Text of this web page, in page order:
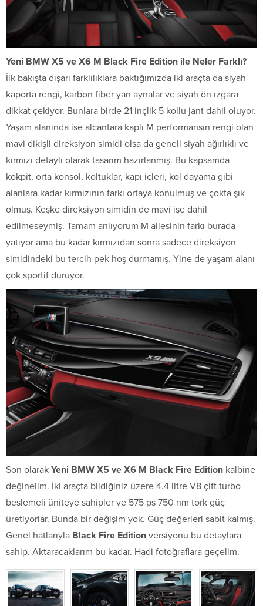
Yeni BMW X5 ve X6 M Black Fire Edition ile Neler Farklı?
İlk bakışta dışarı farklılıklara baktığımızda iki araçta da siyah
kaporta rengi, karbon fiber yan aynalar ve siyah ön ızgara
dikkat çekiyor. Bunlara birde 21 inçlik 5 kollu jant dahil oluyor.
Yaşam alanında ise alcantara kaplı M performansın rengi olan
mavi dikişli direksiyon simidi olsa da geneli siyah ağırlıklı ve
kırmızı detaylı olarak tasarım hazırlanmış. Bu kapsamda
kokpit, orta konsol, koltuklar, kapı içleri, kol dayama gibi
alanlara kadar kırmızının farkı ortaya konulmuş ve çokta şık
olmuş. Keşke direksiyon simidin de mavi işe dahil
edilmeseymiş. Tamam anlıyorum M ailesinin farkı burada
yatıyor ama bu kadar kırmızıdan sonra sadece direksiyon
simidindeki bu tercih pek hoş durmamış. Yine de yaşam alanı
çok sportif duruyor.
Son olarak Yeni BMW X5 ve X6 M Black Fire Edition kalbine
değinelim. İki araçta bildiğiniz üzere 4.4 litre V8 çift turbo
beslemeli üniteye sahipler ve 575 ps 750 nm tork güç
üretiyorlar. Bunda bir değişim yok. Güç değerleri sabit kalmış.
Genel hatlarıyla Black Fire Edition versiyonu bu detaylara
sahip. Aktaracaklarım bu kadar. Hadi fotoğraflara geçelim.